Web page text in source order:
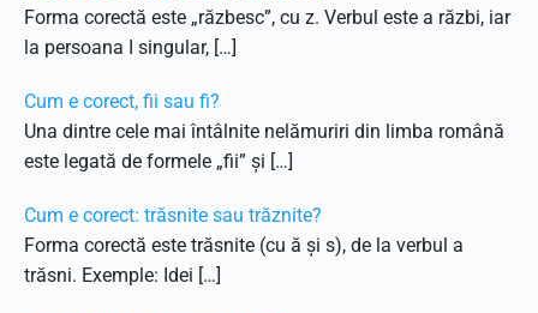
Forma corectă este „răzbesc”, cu z. Verbul este a răzbi, iar
la persoana I singular, […]
Cum e corect, fii sau fi?
Una dintre cele mai întâlnite nelămuriri din limba română
este legată de formele „fii” și […]
Cum e corect: trăsnite sau trăznite?
Forma corectă este trăsnite (cu ă și s), de la verbul a
trăsni. Exemple: Idei […]